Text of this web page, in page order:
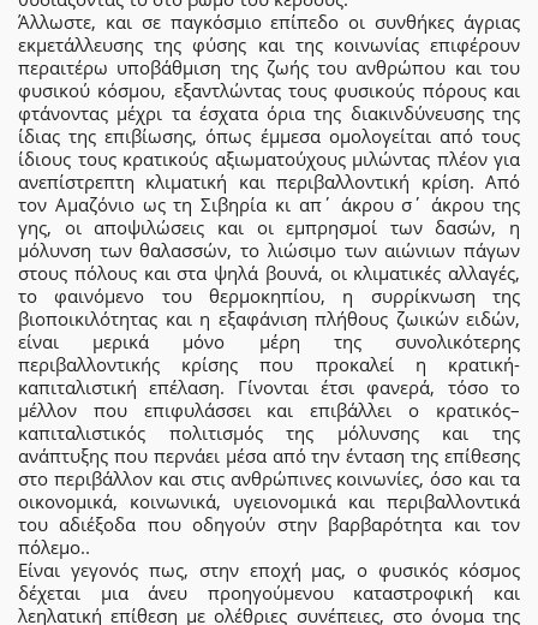
Άλλωστε, και σε παγκόσμιο επίπεδο οι συνθήκες άγριας
εκμετάλλευσης της φύσης και της κοινωνίας επιφέρουν
περαιτέρω υποβάθμιση της ζωής του ανθρώπου και του
φυσικού κόσμου, εξαντλώντας τους φυσικούς πόρους και
φτάνοντας μέχρι τα έσχατα όρια της διακινδύνευσης της
ίδιας της επιβίωσης, όπως έμμεσα ομολογείται από τους
ίδιους τους κρατικούς αξιωματούχους μιλώντας πλέον για
ανεπίστρεπτη κλιματική και περιβαλλοντική κρίση. Από
τον Αμαζόνιο ως τη Σιβηρία κι απ΄ άκρου σ΄ άκρου της
γης, οι αποψιλώσεις και οι εμπρησμοί των δασών, η
μόλυνση των θαλασσών, το λιώσιμο των αιώνιων πάγων
στους πόλους και στα ψηλά βουνά, οι κλιματικές αλλαγές,
το φαινόμενο του θερμοκηπίου, η συρρίκνωση της
βιοποικιλότητας και η εξαφάνιση πλήθους ζωικών ειδών,
είναι μερικά μόνο μέρη της συνολικότερης
περιβαλλοντικής κρίσης που προκαλεί η κρατική-
καπιταλιστική επέλαση. Γίνονται έτσι φανερά, τόσο το
μέλλον που επιφυλάσσει και επιβάλλει ο κρατικός–
καπιταλιστικός πολιτισμός της μόλυνσης και της
ανάπτυξης που περνάει μέσα από την ένταση της επίθεσης
στο περιβάλλον και στις ανθρώπινες κοινωνίες, όσο και τα
οικονομικά, κοινωνικά, υγειονομικά και περιβαλλοντικά
του αδιέξοδα που οδηγούν στην βαρβαρότητα και τον
πόλεμο..
Είναι γεγονός πως, στην εποχή μας, ο φυσικός κόσμος
δέχεται μια άνευ προηγούμενου καταστροφική και
λεηλατική επίθεση με ολέθριες συνέπειες, στο όνομα της